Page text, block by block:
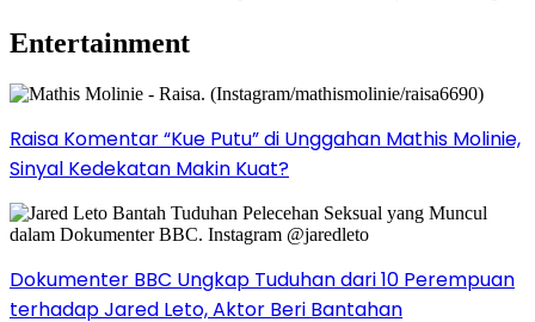
Entertainment
Raisa Komentar “Kue Putu” di Unggahan Mathis Molinie,
Sinyal Kedekatan Makin Kuat?
Dokumenter BBC Ungkap Tuduhan dari 10 Perempuan
terhadap Jared Leto, Aktor Beri Bantahan